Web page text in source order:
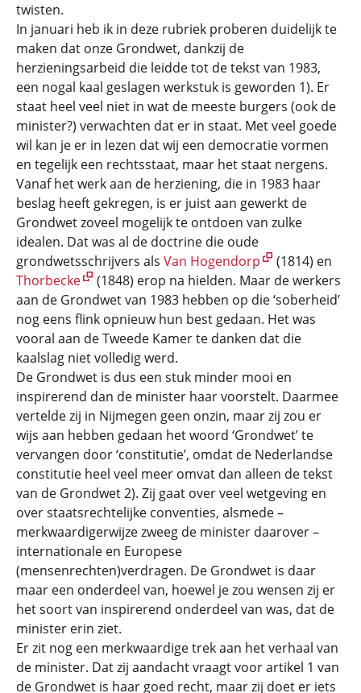
twisten.
In januari heb ik in deze rubriek proberen duidelijk te
maken dat onze Grondwet, dankzij de
herzieningsarbeid die leidde tot de tekst van 1983,
een nogal kaal geslagen werkstuk is geworden 1). Er
staat heel veel niet in wat de meeste burgers (ook de
minister?) verwachten dat er in staat. Met veel goede
wil kan je er in lezen dat wij een democratie vormen
en tegelijk een rechtsstaat, maar het staat nergens.
Vanaf het werk aan de herziening, die in 1983 haar
beslag heeft gekregen, is er juist aan gewerkt de
Grondwet zoveel mogelijk te ontdoen van zulke
idealen. Dat was al de doctrine die oude
grondwetsschrijvers als Van Hogendorp
(1814) en
Thorbecke
(1848) erop na hielden. Maar de werkers
aan de Grondwet van 1983 hebben op die ‘soberheid’
nog eens flink opnieuw hun best gedaan. Het was
vooral aan de Tweede Kamer te danken dat die
kaalslag niet volledig werd.
De Grondwet is dus een stuk minder mooi en
inspirerend dan de minister haar voorstelt. Daarmee
vertelde zij in Nijmegen geen onzin, maar zij zou er
wijs aan hebben gedaan het woord ‘Grondwet’ te
vervangen door ‘constitutie’, omdat de Nederlandse
constitutie heel veel meer omvat dan alleen de tekst
van de Grondwet 2). Zij gaat over veel wetgeving en
over staatsrechtelijke conventies, alsmede –
merkwaardigerwijze zweeg de minister daarover –
internationale en Europese
(mensenrechten)verdragen. De Grondwet is daar
maar een onderdeel van, hoewel je zou wensen zij er
het soort van inspirerend onderdeel van was, dat de
minister erin ziet.
Er zit nog een merkwaardige trek aan het verhaal van
de minister. Dat zij aandacht vraagt voor artikel 1 van
de Grondwet is haar goed recht, maar zij doet er iets